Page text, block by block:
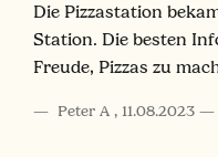
Die Pizzastation
Station. Die besten
Freude, Pizzas zu
Peter A , 11.08.2023